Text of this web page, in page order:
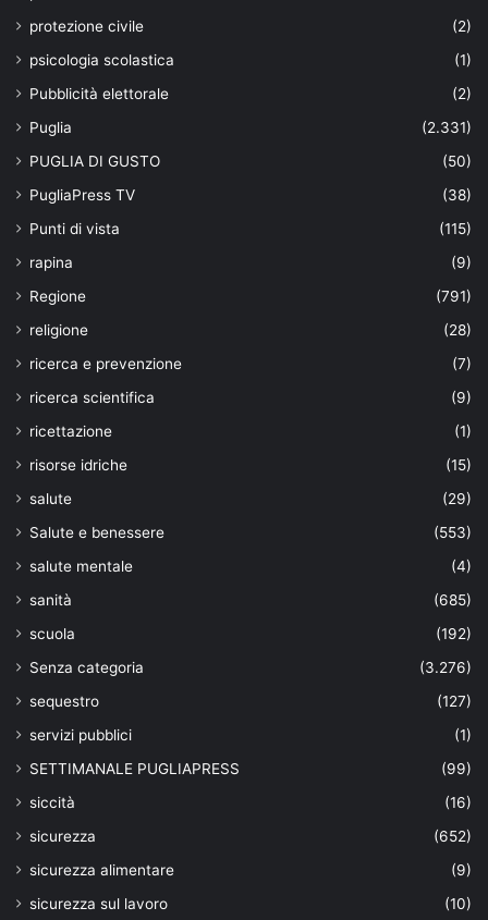
protezione civile
(2)
psicologia scolastica
(1)
Pubblicità elettorale
(2)
Puglia
(2.331)
PUGLIA DI GUSTO
(50)
PugliaPress TV
(38)
Punti di vista
(115)
rapina
(9)
Regione
(791)
religione
(28)
ricerca e prevenzione
(7)
ricerca scientifica
(9)
ricettazione
(1)
risorse idriche
(15)
salute
(29)
Salute e benessere
(553)
salute mentale
(4)
sanità
(685)
scuola
(192)
Senza categoria
(3.276)
sequestro
(127)
servizi pubblici
(1)
SETTIMANALE PUGLIAPRESS
(99)
siccità
(16)
sicurezza
(652)
sicurezza alimentare
(9)
sicurezza sul lavoro
(10)